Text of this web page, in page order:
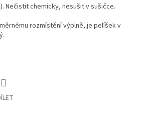
Nečistit chemicky, nesušit v sušičce.
rozmístění výplně, je pelíšek v